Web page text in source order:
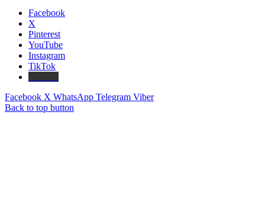
Facebook
X
Pinterest
YouTube
Instagram
TikTok
Facebook X WhatsApp Telegram Viber
Back to top button